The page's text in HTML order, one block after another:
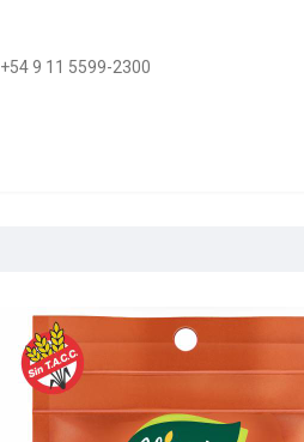
+54 9 11 5599-2300